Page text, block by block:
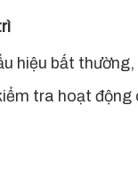
hiệu bất
tra hoạt động